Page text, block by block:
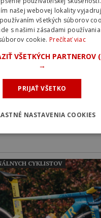
mutant Santa
víťazným bicyklom
Trail 100
KRAJVÁŽSKA
CYKLISTOV
našej webovej lokality
všetkých súborov
s našimi zásadami používania
cookie. Prečítať viac
VŠETKÝCH PARTNEROV
→
PRIJAŤ VŠETKO
NASTAVENIA COOKIES